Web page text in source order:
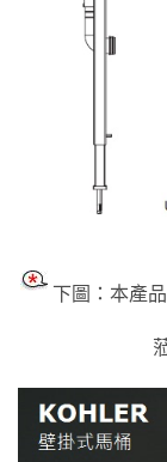
下圖：本產